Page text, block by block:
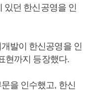
있던 한신공영을 인
발이 한신공영을 인
현까지 등장했다.
을 인수했고, 한신